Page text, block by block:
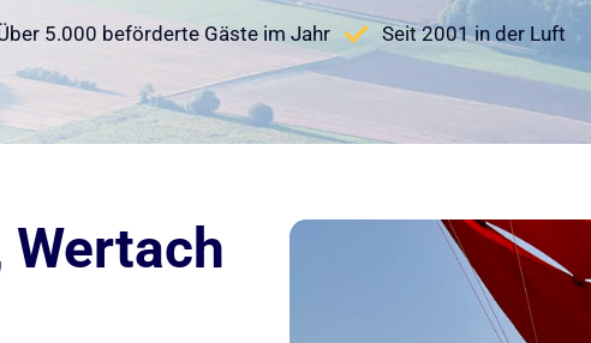
5.000 beförderte Gäste im Jahr Seit 2001 in der Luft